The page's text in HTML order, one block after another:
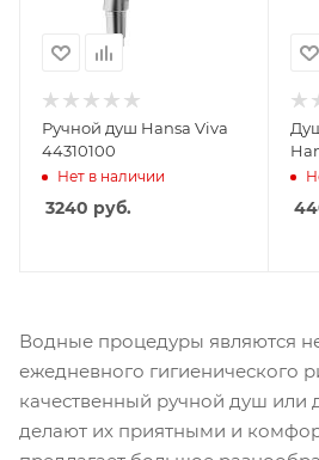
Ручной душ Hansa Viva
44310100
Нет в наличии
3240 руб.
Водные процедуры являются
ежедневного гигиенического
качественный ручной душ или
делают их приятными и